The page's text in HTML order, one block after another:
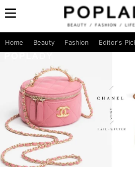
Home Beauty Fashion Editor's